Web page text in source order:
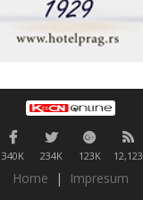
340K 234K 123K 12,123
Home |
Impresum